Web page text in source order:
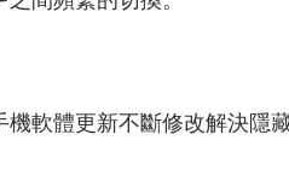
機軟體更新不斷修改解決隱